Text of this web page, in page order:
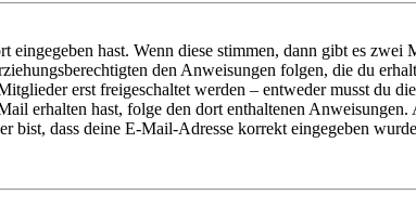
hast. Wenn diese stimmen, dann gibt es zwei
den Anweisungen folgen, die du
erst freigeschaltet werden – entweder musst du
erhalten hast, folge den dort enthaltenen
dass deine E-Mail-Adresse korrekt eingegeben